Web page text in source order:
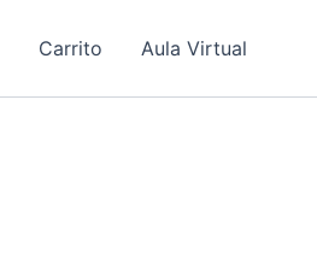
Carrito Aula Virtual